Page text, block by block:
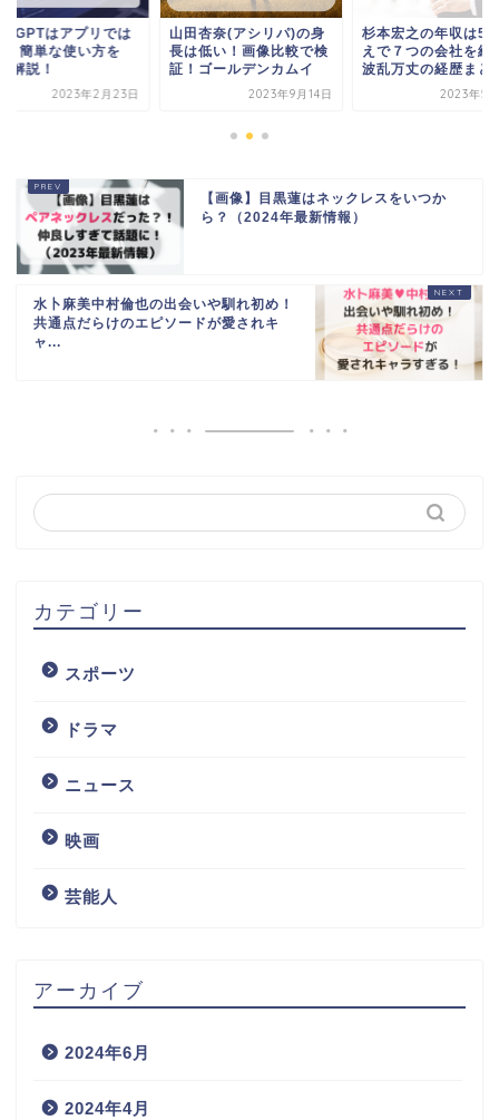
では
を
山田杏奈(アシリパ)の身
長は低い！画像比較で検
証！ゴールデンカムイ
杉本宏之の年収は5億越
えで７つの会社を経営！
波乱万丈の経歴まとめ
Chat
ない
PC
【画像】目黒蓮はネックレスをいつか
ら？（2024年最新情報）
水卜麻美中村倫也の出会いや馴れ初め！
共通点だらけのエピソードが愛されキ
ャ...
カテゴリー
スポーツ
ドラマ
ニュース
映画
芸能人
アーカイブ
2024年6月
2024年4月